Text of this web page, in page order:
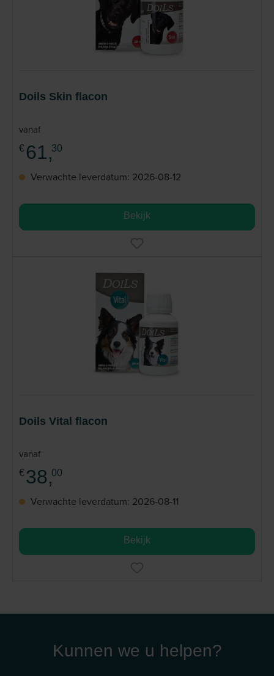
Doils Skin flacon
vanaf
€ 61,30
Verwachte leverdatum: 2026-08-12
Bekijk
Doils Vital flacon
vanaf
€ 38,00
Verwachte leverdatum: 2026-08-11
Bekijk
Kunnen we u helpen?